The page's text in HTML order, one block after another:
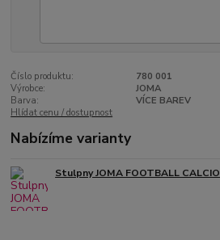
Číslo produktu:
780 001
Výrobce:
JOMA
Barva:
VÍCE BAREV
Hlídat cenu / dostupnost
Nabízíme varianty
Stulpny JOMA FOOTBALL CALCIO